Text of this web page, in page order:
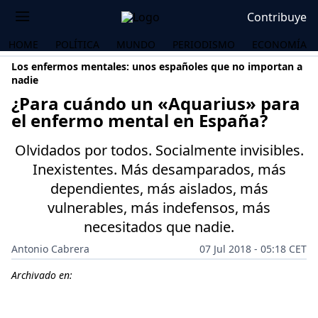
Contribuye
HOME POLÍTICA MUNDO PERIODISMO
ECONOMÍA
Los enfermos mentales: unos españoles que no importan a
nadie
¿Para cuándo un «Aquarius» para
el enfermo mental en España?
Olvidados por todos. Socialmente invisibles.
Inexistentes. Más desamparados, más
dependientes, más aislados, más
vulnerables, más indefensos, más
necesitados que nadie.
Antonio Cabrera
07 Jul 2018 - 05:18 CET
Archivado en: